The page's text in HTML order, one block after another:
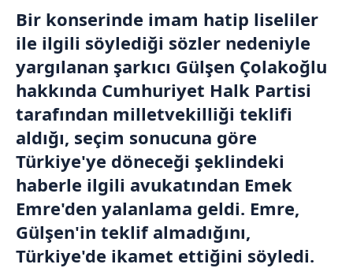
Bir konserinde imam hatip liseliler
ile ilgili söylediği sözler nedeniyle
yargılanan şarkıcı Gülşen Çolakoğlu
hakkında Cumhuriyet Halk Partisi
tarafından milletvekilliği teklifi
aldığı, seçim sonucuna göre
Türkiye'ye döneceği şeklindeki
haberle ilgili avukatından Emek
Emre'den yalanlama geldi. Emre,
Gülşen'in teklif almadığını,
Türkiye'de ikamet ettiğini söyledi.